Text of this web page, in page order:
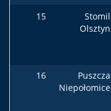
15
Stomil
Olsztyn
16
Puszcza
Niepołomice